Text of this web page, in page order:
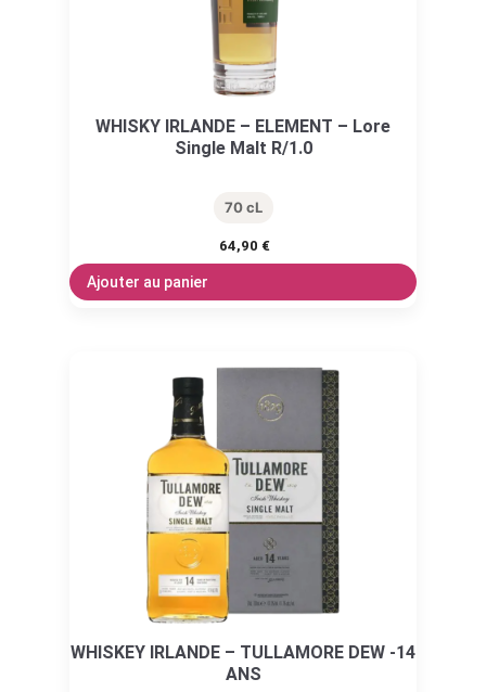
WHISKY IRLANDE – ELEMENT – Lore
Single Malt R/1.0
70 cL
64,90 €
Ajouter au panier
WHISKEY IRLANDE – TULLAMORE DEW -14
ANS